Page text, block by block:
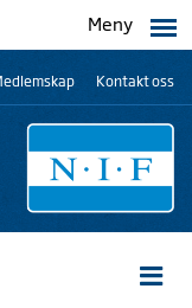
Meny
Kontakt oss